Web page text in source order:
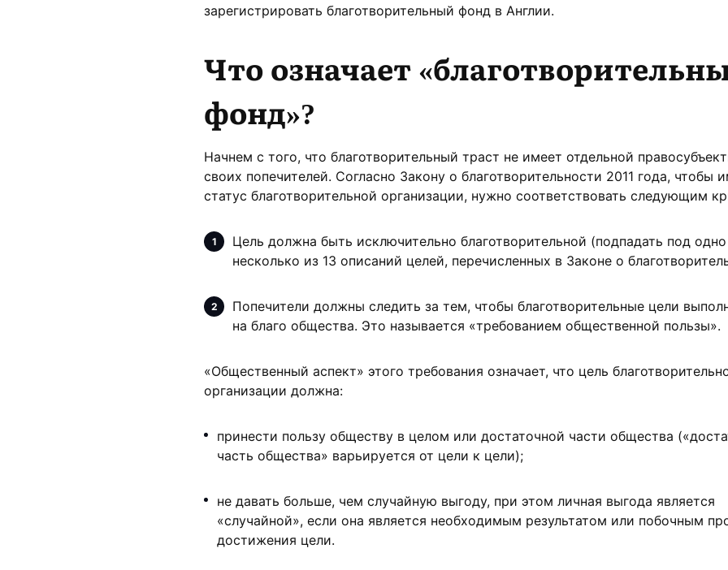
зарегистрировать благотворительный фонд в Англии.
Что означает «
фонд»?
Начнем с того, что благотворительный траст не имеет отдельной
своих попечителей. Согласно Закону о благотворительности 2011 года, чтобы
статус благотворительной организации, нужно соответствовать следующим
Цель должна быть исключительно благотворительной (подпадать под
несколько из 13 описаний целей, перечисленных в Законе о
Попечители должны следить за тем, чтобы благотворительные цели
на благо общества. Это называется «требованием общественной пользы».
«Общественный аспект» этого требования означает, что цель
организации должна:
принести пользу обществу в целом или достаточной части общества
часть общества» варьируется от цели к цели);
не давать больше, чем случайную выгоду, при этом личная выгода является
«случайной», если она является необходимым результатом или побочным
достижения цели.